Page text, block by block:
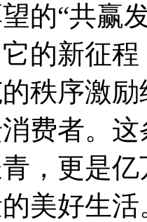
的“共赢
的新征
秩序激
费者。
，更是
美好生